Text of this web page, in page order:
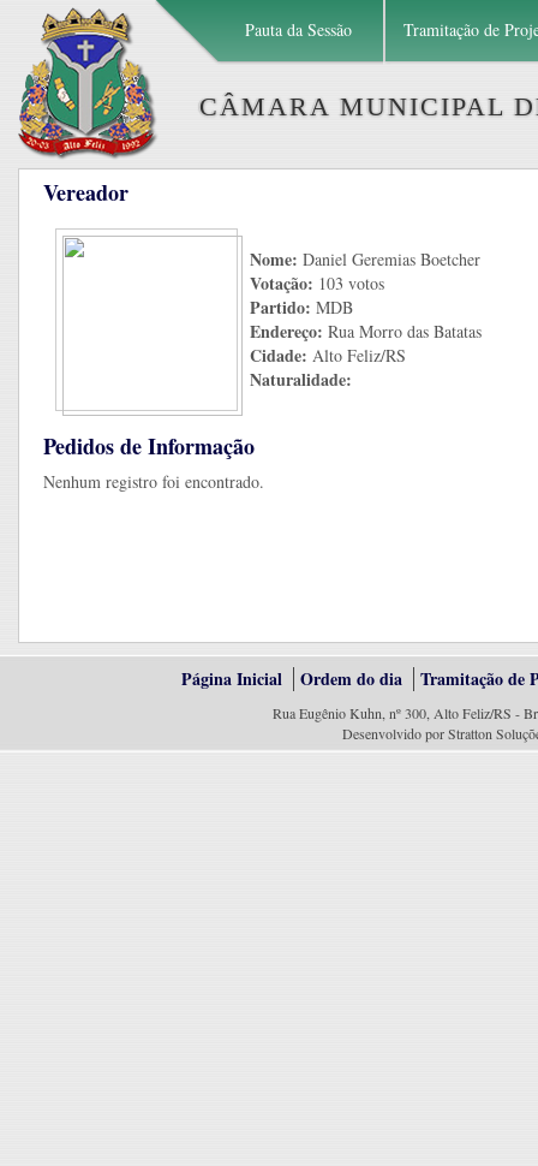
Pauta da Sessão Tramitação de
CÂMARA MUNICIPAL
Vereador
Nome: Daniel Geremias Boetcher
Votação: 103 votos
Partido: MDB
Endereço: Rua Morro das Batatas
Cidade: Alto Feliz/RS
Naturalidade:
Pedidos de Informação
Nenhum registro foi encontrado.
Página Inicial Ordem do dia Tramitação de
Rua Eugênio Kuhn, nº 300, Alto Feliz/RS -
Desenvolvido por Stratton